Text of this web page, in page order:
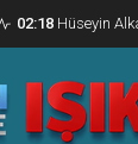
02:18 Hüseyin